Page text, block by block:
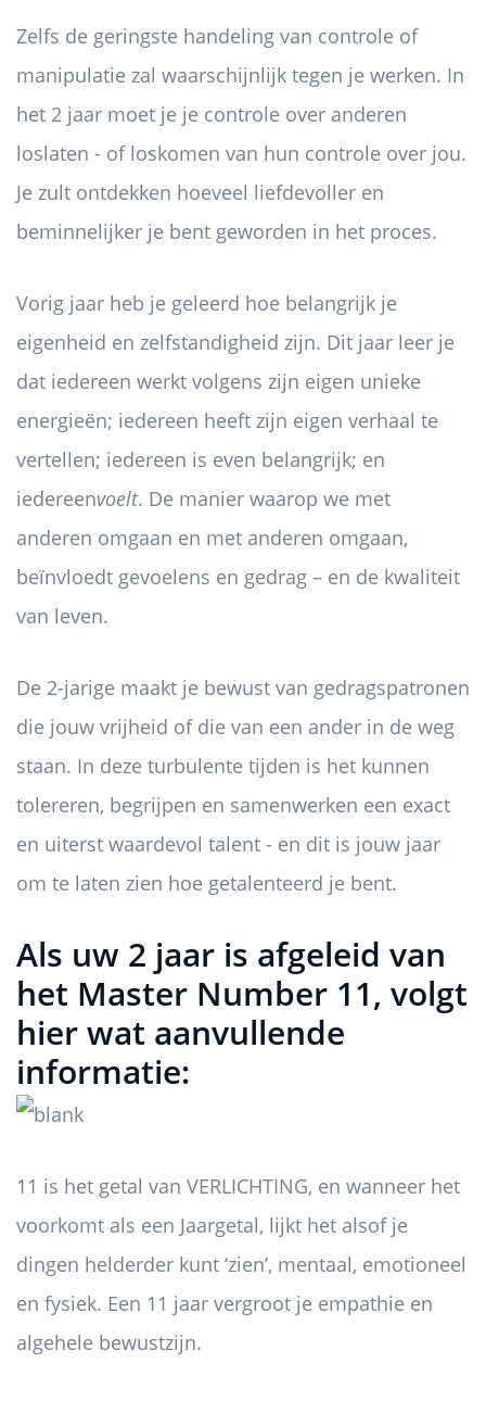
Zelfs de geringste handeling van controle of
manipulatie zal waarschijnlijk tegen je werken. In
het 2 jaar moet je je controle over anderen
loslaten - of loskomen van hun controle over jou.
Je zult ontdekken hoeveel liefdevoller en
beminnelijker je bent geworden in het proces.
Vorig jaar heb je geleerd hoe belangrijk je
eigenheid en zelfstandigheid zijn. Dit jaar leer je
dat iedereen werkt volgens zijn eigen unieke
energieën; iedereen heeft zijn eigen verhaal te
vertellen; iedereen is even belangrijk; en
iedereenvoelt. De manier waarop we met
anderen omgaan en met anderen omgaan,
beïnvloedt gevoelens en gedrag – en de kwaliteit
van leven.
De 2-jarige maakt je bewust van gedragspatronen
die jouw vrijheid of die van een ander in de weg
staan. In deze turbulente tijden is het kunnen
tolereren, begrijpen en samenwerken een exact
en uiterst waardevol talent - en dit is jouw jaar
om te laten zien hoe getalenteerd je bent.
Als uw 2 jaar is afgeleid van
het Master Number 11, volgt
hier wat aanvullende
informatie:
11 is het getal van VERLICHTING, en wanneer het
voorkomt als een Jaargetal, lijkt het alsof je
dingen helderder kunt ‘zien’, mentaal, emotioneel
en fysiek. Een 11 jaar vergroot je empathie en
algehele bewustzijn.